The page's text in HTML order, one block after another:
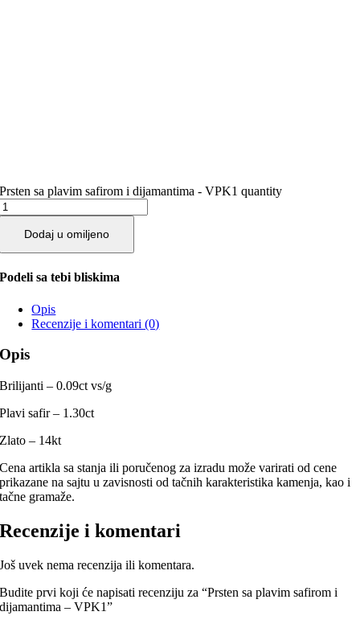
Prsten sa plavim safirom i dijamantima - VPK1 quantity
Dodaj u omiljeno
Podeli sa tebi bliskima
Opis
Recenzije i komentari (0)
Opis
Brilijanti – 0.09ct vs/g
Plavi safir – 1.30ct
Zlato – 14kt
Cena artikla sa stanja ili poručenog za izradu može varirati od cene
prikazane na sajtu u zavisnosti od tačnih karakteristika kamenja, kao i
tačne gramaže.
Recenzije i komentari
Još uvek nema recenzija ili komentara.
Budite prvi koji će napisati recenziju za “Prsten sa plavim safirom i
dijamantima – VPK1”